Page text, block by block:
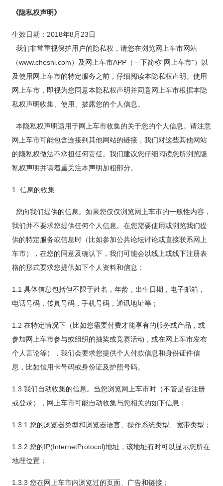
《隐私权声明》
生效日期：2018年8月23日
我们非常重视保护用户的隐私权，请您在浏览网上车市网站
（www.cheshi.com）及网上车市APP（一下简称“网上车市”）以
及使用网上车市的特定服务之前，仔细阅读本隐私权声明。使用
网上车市，即视为您同意本隐私权声明并同意网上车市根据本隐
私权声明收集、使用、披露您的个人信息。
本隐私权声明适用于网上车市收集的关于您的个人信息。请注意
网上车市可能包含连接到其他网站的链接，我们对这些其他网站
的隐私权做法不承担任何责任。我们建议您仔细阅读您所浏览隐
私权声明并请着重关注本声明加粗部分。
1. 信息的收集
您向我们提供的信息。如果您仅仅浏览网上车市的一般性内容，
我们并不要求您提供任何个人信息。在您需要使用或浏览我们提
供的特定服务或信息时（比如参加公共论坛讨论或直接联系网上
车市），在您的同意及确认下，我们可能会以线上或线下注册表
格的形式要求您提供如下个人资料和信息：
1.1 具体信息包括但不限于姓名，年龄，出生日期，电子邮箱，
电话号码，传真号码，手机号码，通讯地址等；
1.2 在特定情况下（比如您需要付费才能享有的服务或产品，或
参加网上车市参与或组织的抽奖或竞赛活动，或在网上车市发布
个人言论等），我们会要求您提供个人付款信息和身份证件信
息，比如信用卡号码或身份证及护照号码。
1.3 我们自动收集的信息。当您浏览网上车市时（不管是否注册
或登录），网上车市可能自动收集与您相关的如下信息：
1.3.1 您的浏览器类型和浏览器语言、操作系统类型、宽带类型；
1.3.2 您的IP(InternetProtocol)地址，该地址有时可以显示您所在
地理位置；
1.3.3 您在网上车市内浏览过的页面、广告和链接；